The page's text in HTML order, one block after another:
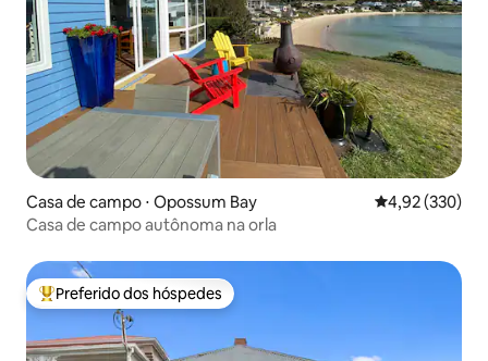
Casa de campo ⋅ Opossum Bay 4,92 de uma
4,92 (330)
Casa de campo autônoma na orla
Entre os melhores preferidos dos hóspedes
Preferido dos hóspedes